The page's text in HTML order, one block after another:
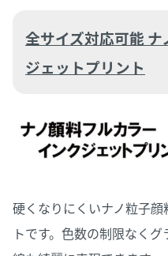
全サイズ対応可能
ジェットプリント
硬くなりにくいナノ粒子
トです。色数の制限なく